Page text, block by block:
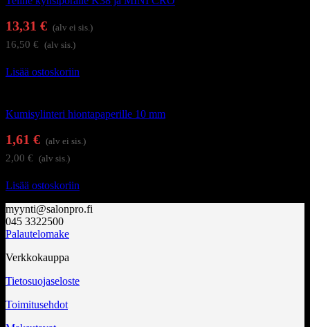
13,31 € (alv ei sis.)
16,50 € (alv sis.)
Lisää ostoskoriin
Kumisylinteri hiontapaperille 10 mm
1,61 € (alv ei sis.)
2,00 € (alv sis.)
Lisää ostoskoriin
myynti@salonpro.fi
045 3322500
Palautelomake
Verkkokauppa
Tietosuojaseloste
Toimitusehdot